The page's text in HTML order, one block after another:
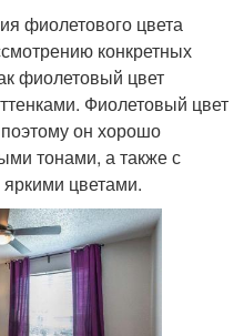
фиолетового цвета
конкретных
фиолетовый цвет
Фиолетовый цвет
он хорошо
тонами, а также с
цветами.